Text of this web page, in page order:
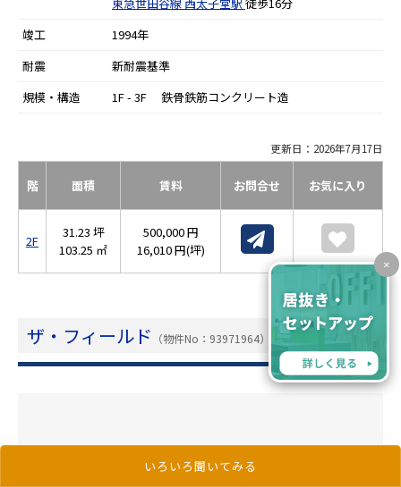
いろいろ聞いてみる
×
竣工
1994年
耐震
新耐震基準
規模・構造
1F - 3F 鉄骨鉄筋コンクリート造
更新日：2026年7月17日
階 面積 賃料 お問合せ お気に入り
2F
31.23 坪
103.25 ㎡
500,000 円
16,010 円(坪)
ザ・フィールド （物件No：93971964）